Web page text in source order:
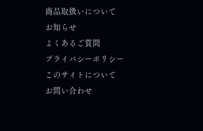
商品取扱いについて
お知らせ​
​ よくあるご質問
プライバシーポリシー
このサイトについて
​お問い合わせ